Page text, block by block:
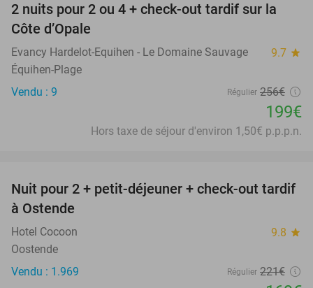
22%
2 nuits pour 2 ou 4 + check-out tardif sur la
Côte d’Opale
Evancy Hardelot-Equihen - Le Domaine Sauvage 9.7 star
Équihen-Plage
Vendu : 9
Régulier 256€
199€
Hors taxe de séjour d'environ 1,50€ p.p.p.n.
24%
Nuit pour 2 + petit-déjeuner + check-out tardif
à Ostende
Hotel Cocoon 9.8 star
Oostende
Vendu : 1.969
Régulier 221€